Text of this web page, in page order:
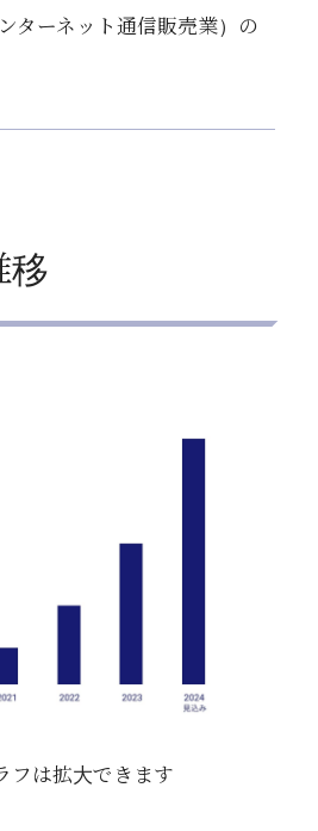
ターネット通信販売業）の
移
フは拡大できます